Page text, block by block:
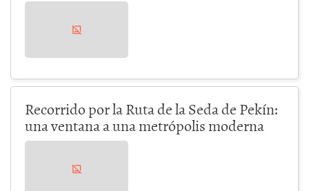
Recorrido por la Ruta de la Seda de Pekín:
una ventana a una metrópolis moderna